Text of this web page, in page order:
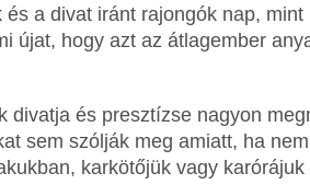
és a divat iránt rajongók nap, mint
újat, hogy azt az átlagember
divatja és presztízse nagyon
sem szólják meg amiatt, ha
karkötőjük vagy